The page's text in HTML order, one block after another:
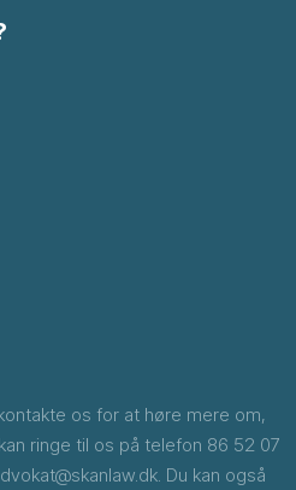
os for at høre mere om,
ringe til os på telefon 86 52 07
. Du kan også